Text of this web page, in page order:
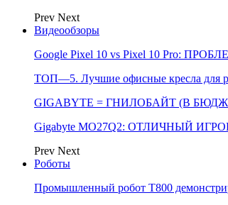
Prev Next
Видеообзоры
Google Pixel 10 vs Pixel 10 Pro:
ТОП—5. Лучшие офисные кресла для
GIGABYTE = ГНИЛОБАЙТ (В
Gigabyte MO27Q2: ОТЛИЧНЫЙ
Prev Next
Роботы
Промышленный робот Т800